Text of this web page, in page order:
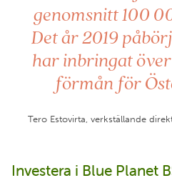
genomsnitt 100
Det år 2019
har inbringat
förmån för
Tero Estovirta, verkställande
Investera i Blue Planet